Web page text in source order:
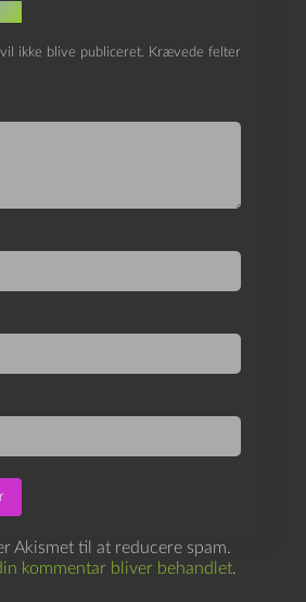
ikke blive publiceret. Krævede felter
Akismet til at reducere spam.
kommentar bliver behandlet.